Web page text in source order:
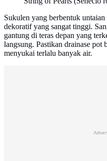
Sukulen yang berbentuk
dekoratif yang sangat tinggi.
gantung di teras depan yang
langsung. Pastikan drainase pot
menyukai terlalu banyak air.